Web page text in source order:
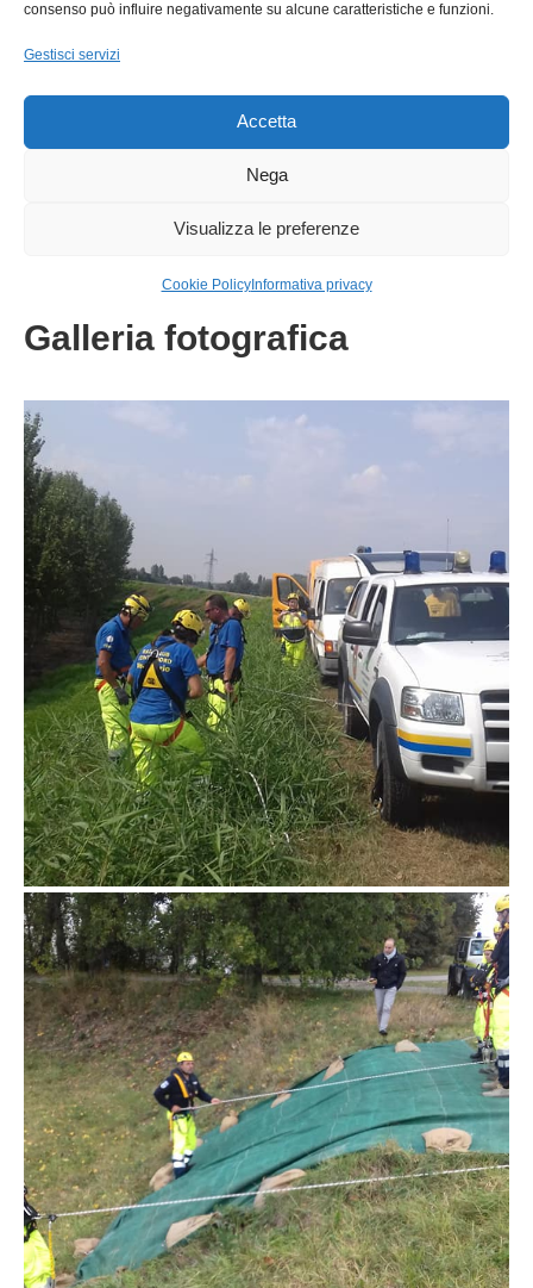
consenso può influire negativamente su alcune caratteristiche e funzioni.
Gestisci servizi
Accetta
Nega
Visualizza le preferenze
Cookie PolicyInformativa privacy
APP ZERO-GIS
Galleria fotografica